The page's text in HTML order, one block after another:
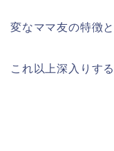
変なママ友の特徴
これ以上深入りす